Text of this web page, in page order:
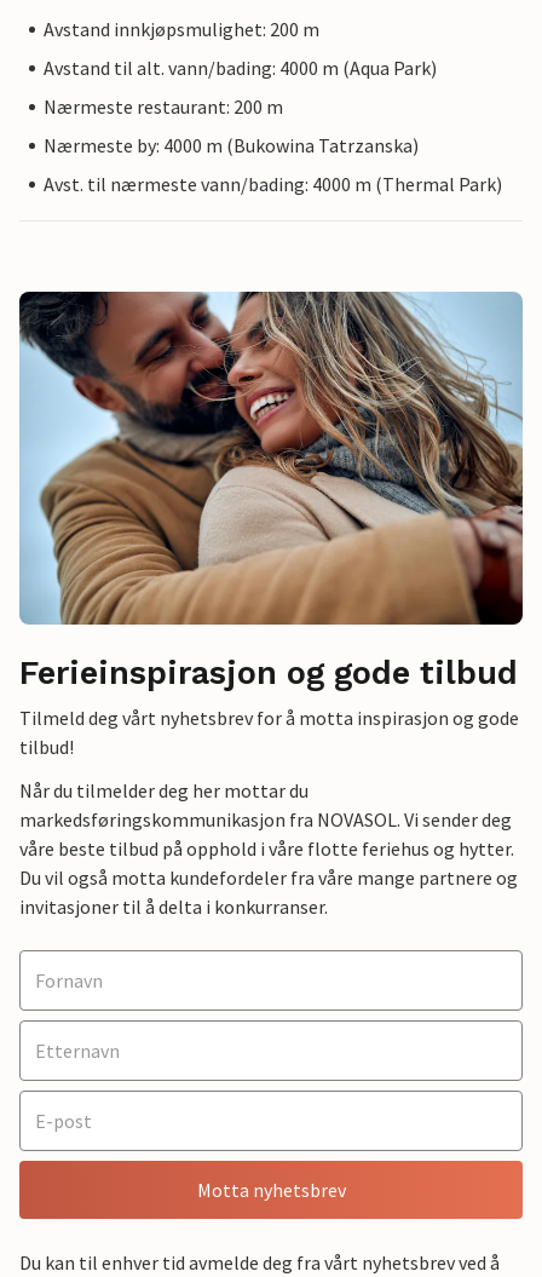
Avstand innkjøpsmulighet: 200 m
Avstand til alt. vann/bading: 4000 m (Aqua Park)
Nærmeste restaurant: 200 m
Nærmeste by: 4000 m (Bukowina Tatrzanska)
Avst. til nærmeste vann/bading: 4000 m (Thermal Park)
Ferieinspirasjon og gode tilbud
Tilmeld deg vårt nyhetsbrev for å motta inspirasjon og gode
tilbud!
Når du tilmelder deg her mottar du
markedsføringskommunikasjon fra NOVASOL. Vi sender deg
våre beste tilbud på opphold i våre flotte feriehus og hytter.
Du vil også motta kundefordeler fra våre mange partnere og
invitasjoner til å delta i konkurranser.
Motta nyhetsbrev
Du kan til enhver tid avmelde deg fra vårt nyhetsbrev ved å